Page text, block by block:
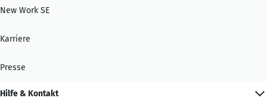
New Work SE
Karriere
Presse
Hilfe & Kontakt